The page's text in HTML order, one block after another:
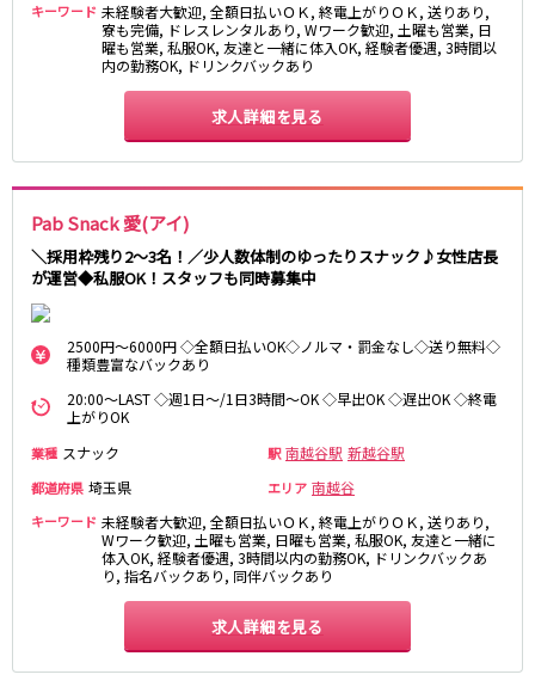
キーワード 未経験者大歓迎, 全額日払いＯＫ, 終電上がりＯＫ, 送りあり,
寮も完備, ドレスレンタルあり, Wワーク歓迎, 土曜も営業, 日
曜も営業, 私服OK, 友達と一緒に体入OK, 経験者優遇, 3時間以
内の勤務OK, ドリンクバックあり
求人詳細を見る
Pab Snack 愛(アイ)
＼採用枠残り2～3名！／少人数体制のゆったりスナック♪女性店長
が運営◆私服OK！スタッフも同時募集中
2500円～6000円 ◇全額日払いOK◇ノルマ・罰金なし◇送り無料◇
種類豊富なバックあり
20:00～LAST ◇週1日～/1日3時間～OK ◇早出OK ◇遅出OK ◇終電
上がりOK
業種 スナック 駅 南越谷駅 新越谷駅
都道府県 埼玉県 エリア 南越谷
キーワード 未経験者大歓迎, 全額日払いＯＫ, 終電上がりＯＫ, 送りあり,
Wワーク歓迎, 土曜も営業, 日曜も営業, 私服OK, 友達と一緒に
体入OK, 経験者優遇, 3時間以内の勤務OK, ドリンクバックあ
り, 指名バックあり, 同伴バックあり
求人詳細を見る
西武新宿線
西武新宿駅
本川越駅
東村山駅
久米川駅
新所沢駅
JR根岸線
桜木町駅
大船駅
西武池袋線
所沢駅
ひばりヶ丘駅
東久留米駅
秋津駅
清瀬駅
桜台駅
飯能駅
大泉学園駅
保谷駅
石神井公園駅
吾野駅
JR横浜線